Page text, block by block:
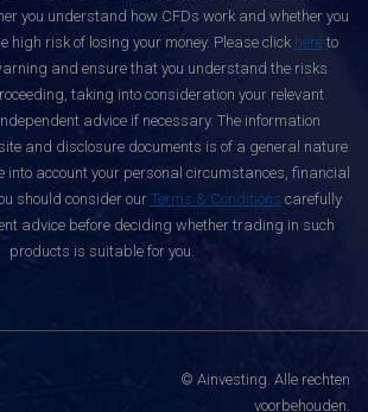
you understand how CFDs work and whether you
high risk of losing your money. Please click hereto
and ensure that you understand the risks
taking into consideration your relevant
advice if necessary. The information
and disclosure documents is of a general nature
into account your personal circumstances, financial
should consider our Terms & Conditions carefully
advice before deciding whether trading in such
products is suitable for you.
© Ainvesting. Alle rechten
voorbehouden.